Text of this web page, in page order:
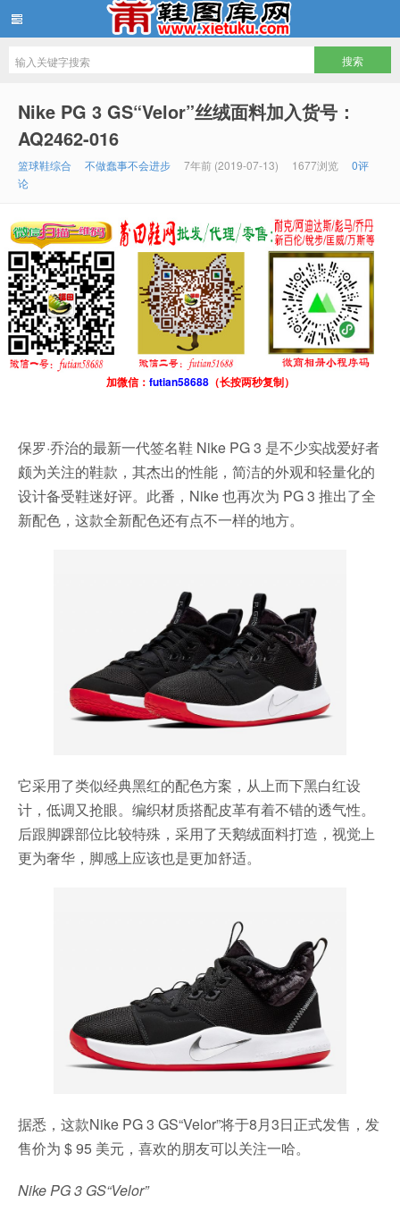
Nike PG 3 GS“Velor”丝绒面料加入货号：
AQ2462-016
篮球鞋综合 不做蠢事不会进步 7年前 (2019-07-13) 1677浏览
0评
论
加微信： futian58688（长按两秒复制）
保罗·乔治的最新一代签名鞋 Nike PG 3 是不少实战爱好者
颇为关注的鞋款，其杰出的性能，简洁的外观和轻量化的
设计备受鞋迷好评。此番，Nike 也再次为 PG 3 推出了全
新配色，这款全新配色还有点不一样的地方。
它采用了类似经典黑红的配色方案，从上而下黑白红设
计，低调又抢眼。编织材质搭配皮革有着不错的透气性。
后跟脚踝部位比较特殊，采用了天鹅绒面料打造，视觉上
更为奢华，脚感上应该也是更加舒适。
据悉，这款Nike PG 3 GS“Velor”将于8月3日正式发售，发
售价为 $ 95 美元，喜欢的朋友可以关注一哈。
Nike PG 3 GS“Velor”